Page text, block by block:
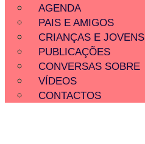
AGENDA
PAIS E AMIGOS
CRIANÇAS E JOVENS
PUBLICAÇÕES
CONVERSAS SOBRE
VÍDEOS
CONTACTOS